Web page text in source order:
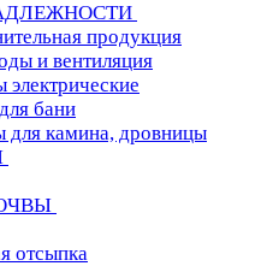
продукция
и вентиляция
бани
для камина, дровницы
отсыпка